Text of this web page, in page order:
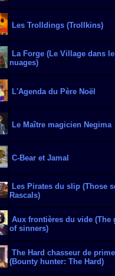
Les Trolldings (Trollkins)
La Forge (Le Village dans
nuages)
L'Agenda du Père Noël
Le Maître magicien Negima
C-Bear et Jamal
Les Pirates du slip (Those
Rascals)
Aux frontières du vide (The
of sinners)
The Hard chasseur de
(Bounty hunter: The Hard)